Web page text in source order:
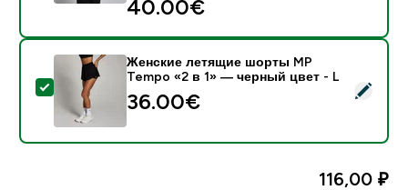
40.00€‎
- Женские летящие шорты MP Tempo «2 в 1» —
Женские летящие шорты MP
Tempo «2 в 1» — черный цвет - L
36.00€‎
116,00 ₽‎